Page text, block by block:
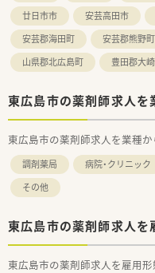
【勤務実態について】
■現在の全店舗におけ
で、残業代は1分単位
■年間休日は114日設
休みとなるため、心身
分までの勤務となる
廿日市市
安芸高田市
安芸郡海田町
安芸郡熊野町
山県郡北広島町
豊田郡大
東広島市の薬剤師求人を
東広島市の薬剤師求人を業種か
調剤薬局 病院・クリニック
その他
東広島市の薬剤師求人を
東広島市の薬剤師求人を雇用形